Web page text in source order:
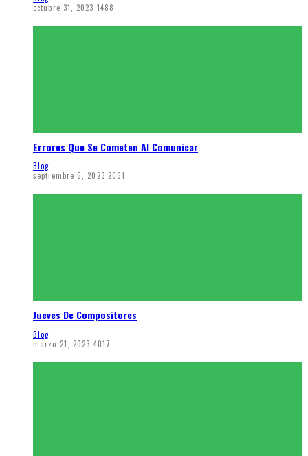
octubre 31, 2023 1488
Errores Que Se Cometen Al Comunicar
Blog
septiembre 6, 2023 2061
Jueves De Compositores
Blog
marzo 21, 2023 4017